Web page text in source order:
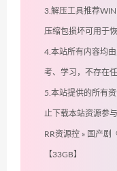
3.解压工具推荐
压缩包损坏可用于
4.本站所有内容均
考、学习，不存在
5.本站提供的所有
止下载本站资源参
RR资源控 » 国产剧
【33GB】